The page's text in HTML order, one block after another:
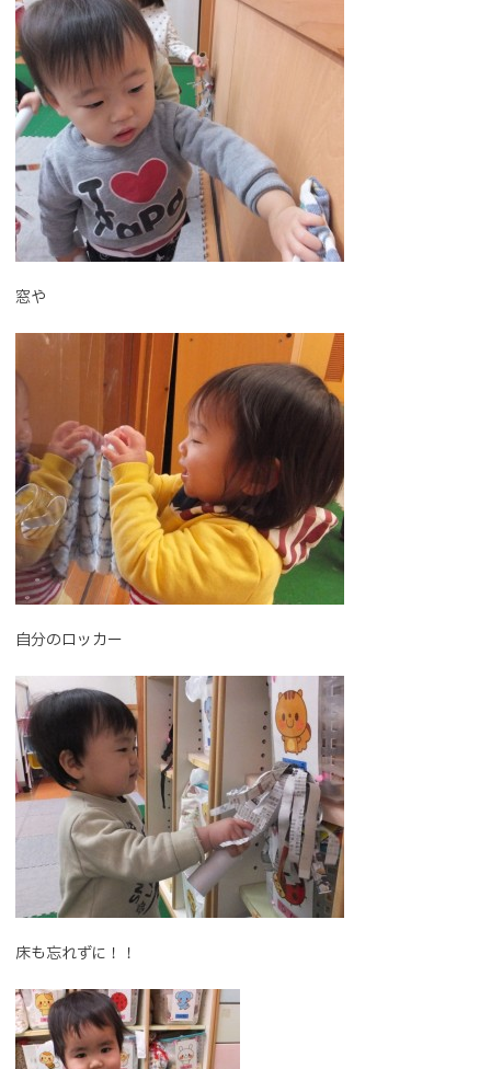
窓や
自分のロッカー
床も忘れずに！！